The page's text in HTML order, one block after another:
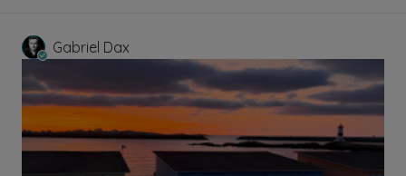
Gabriel Dax